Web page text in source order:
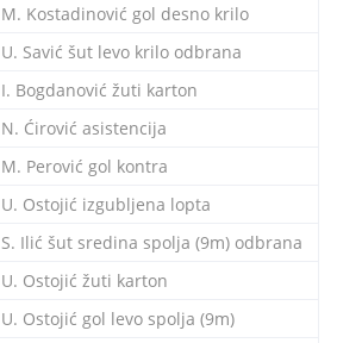
M. Kostadinović gol desno krilo
U. Savić šut levo krilo odbrana
I. Bogdanović žuti karton
N. Ćirović asistencija
M. Perović gol kontra
U. Ostojić izgubljena lopta
S. Ilić šut sredina spolja (9m) odbrana
U. Ostojić žuti karton
U. Ostojić gol levo spolja (9m)